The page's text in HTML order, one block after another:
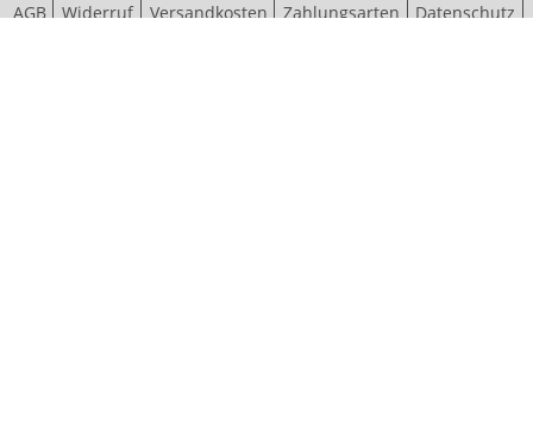
AGB Widerruf Versandkosten Zahlungsarten
Datenschutz